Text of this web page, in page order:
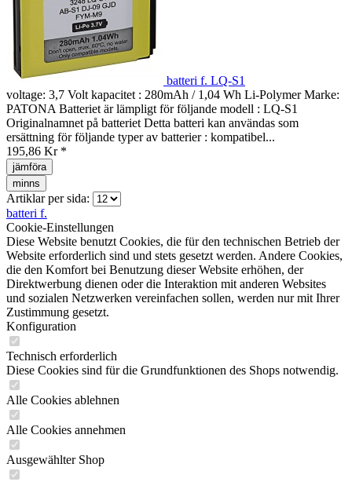
batteri f. LQ-S1
voltage: 3,7 Volt kapacitet : 280mAh / 1,04 Wh Li-Polymer Marke:
PATONA Batteriet är lämpligt för följande modell : LQ-S1
Originalnamnet på batteriet Detta batteri kan användas som
ersättning för följande typer av batterier : kompatibel...
195,86 Kr *
jämföra
minns
Artiklar per sida:
batteri f.
Cookie-Einstellungen
Diese Website benutzt Cookies, die für den technischen Betrieb der
Website erforderlich sind und stets gesetzt werden. Andere Cookies,
die den Komfort bei Benutzung dieser Website erhöhen, der
Direktwerbung dienen oder die Interaktion mit anderen Websites
und sozialen Netzwerken vereinfachen sollen, werden nur mit Ihrer
Zustimmung gesetzt.
Konfiguration
Technisch erforderlich
Diese Cookies sind für die Grundfunktionen des Shops notwendig.
Alle Cookies ablehnen
Alle Cookies annehmen
Ausgewählter Shop